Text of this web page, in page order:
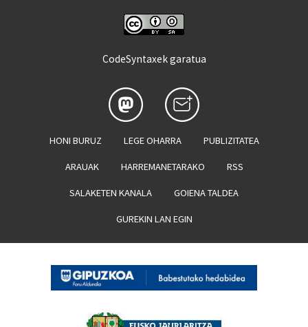
CodeSyntaxek garatua
HONI BURUZ LEGE OHARRA PUBLIZITATEA
ARAUAK HARREMANETARAKO RSS
SALAKETEN KANALA GOIENA TALDEA
GUREKIN LAN EGIN